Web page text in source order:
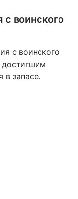
с воинского
с воинского
достигшим
в запасе.